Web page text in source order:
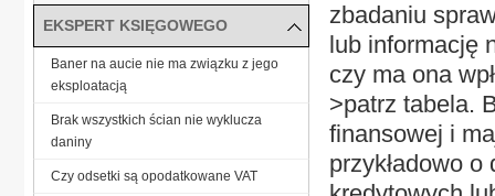
zbadaniu
lub informację
czy ma ona
>patrz tabela.
finansowej i
przykładowo
EKSPERT KSIĘGOWEGO
Baner na aucie nie ma związku z jego
eksploatacją
Brak wszystkich ścian nie wyklucza
daniny
Czy odsetki są opodatkowane VAT